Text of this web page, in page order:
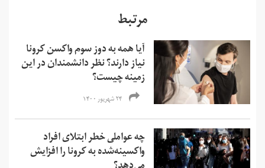
مرتبط
آیا همه به دوز سوم واکسن کرونا
نیاز دارند؟ نظر دانشمندان در این
زمینه چیست؟
۲۴ شهریور ۱۴۰۰
چه عواملی خطر ابتلای افراد
واکسینه‌شده به کرونا را افزایش